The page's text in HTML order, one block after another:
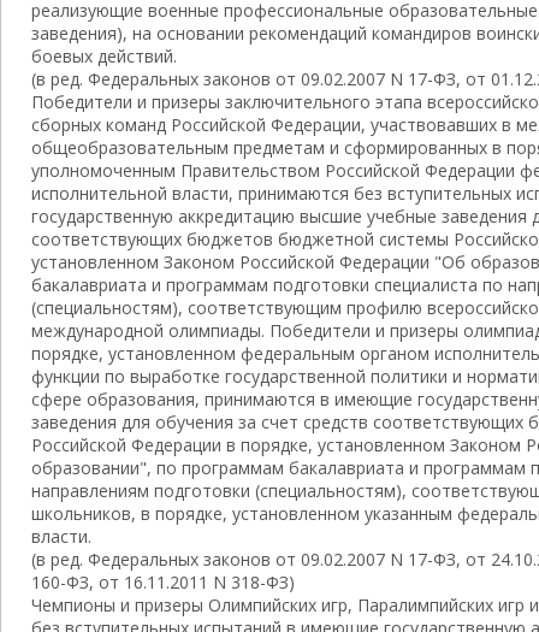
реализующие военные профессиональные
заведения), на основании рекомендаций командиров
боевых действий.
(в ред. Федеральных законов от 09.02.2007 N 17-ФЗ, от
Победители и призеры заключительного этапа
сборных команд Российской Федерации, участвовавших в
общеобразовательным предметам и сформированных в
уполномоченным Правительством Российской Федерации
исполнительной власти, принимаются без вступительных
государственную аккредитацию высшие учебные заведения
соответствующих бюджетов бюджетной системы
установленном Законом Российской Федерации "Об
бакалавриата и программам подготовки специалиста по
(специальностям), соответствующим профилю
международной олимпиады. Победители и призеры
порядке, установленном федеральным органом
функции по выработке государственной политики и
сфере образования, принимаются в имеющие
заведения для обучения за счет средств
Российской Федерации в порядке, установленном Законом
образовании", по программам бакалавриата и программам
направлениям подготовки (специальностям),
школьников, в порядке, установленном указанным
власти.
(в ред. Федеральных законов от 09.02.2007 N 17-ФЗ, от
160-ФЗ, от 16.11.2011 N 318-ФЗ)
Чемпионы и призеры Олимпийских игр, Паралимпийских игр